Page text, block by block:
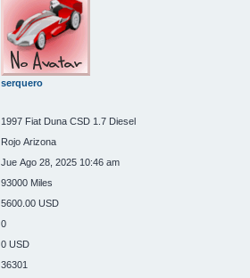
serquero
1997 Fiat Duna CSD 1.7 Diesel
Rojo Arizona
Jue Ago 28, 2025 10:46 am
93000 Miles
5600.00 USD
0
0 USD
36301